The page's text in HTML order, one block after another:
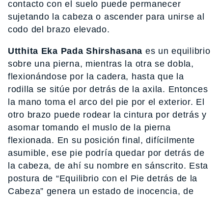
contacto con el suelo puede permanecer
sujetando la cabeza o ascender para unirse al
codo del brazo elevado.
Utthita Eka Pada Shirshasana es un equilibrio
sobre una pierna, mientras la otra se dobla,
flexionándose por la cadera, hasta que la
rodilla se sitúe por detrás de la axila. Entonces
la mano toma el arco del pie por el exterior. El
otro brazo puede rodear la cintura por detrás y
asomar tomando el muslo de la pierna
flexionada. En su posición final, difícilmente
asumible, ese pie podría quedar por detrás de
la cabeza, de ahí su nombre en sánscrito. Esta
postura de “Equilibrio con el Pie detrás de la
Cabeza” genera un estado de inocencia, de